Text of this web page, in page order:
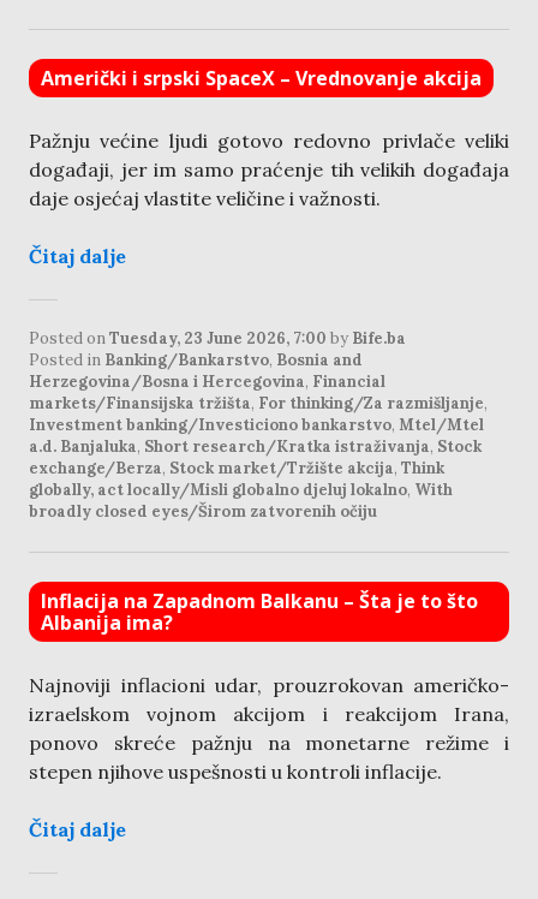
Američki i srpski SpaceX – Vrednovanje akcija
Pažnju većine ljudi gotovo redovno privlače veliki
događaji, jer im samo praćenje tih velikih događaja
daje osjećaj vlastite veličine i važnosti.
Čitaj dalje
Posted onTuesday, 23 June 2026, 7:00 by Bife.ba
Posted in Banking/Bankarstvo, Bosnia and
Herzegovina/Bosna i Hercegovina, Financial
markets/Finansijska tržišta, For thinking/Za razmišljanje,
Investment banking/Investiciono bankarstvo, Mtel/Mtel
a.d. Banjaluka, Short research/Kratka istraživanja, Stock
exchange/Berza, Stock market/Tržište akcija, Think
globally, act locally/Misli globalno djeluj lokalno, With
broadly closed eyes/Širom zatvorenih očiju
Inflacija na Zapadnom Balkanu – Šta je to što
Albanija ima?
Najnoviji inflacioni udar, prouzrokovan američko-
izraelskom vojnom akcijom i reakcijom Irana,
ponovo skreće pažnju na monetarne režime i
stepen njihove uspešnosti u kontroli inflacije.
Čitaj dalje